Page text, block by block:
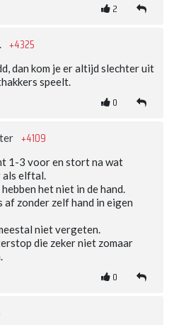
2
+4325
dan kom je er altijd slechter uit
speelt.
0
+4109
1-3 voor en stort na wat
als elftal.
het niet in de hand.
zonder zelf hand in eigen
niet vergeten.
die zeker niet zomaar
0